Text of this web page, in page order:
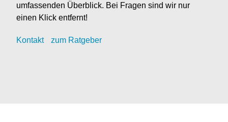
umfassenden Überblick. Bei Fragen sind wir nur
einen Klick entfernt!
Kontakt zum Ratgeber